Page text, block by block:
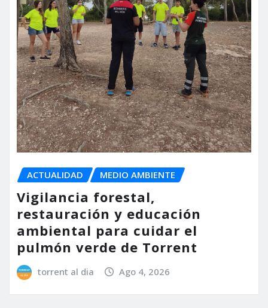
ACTUALIDAD MEDIO AMBIENTE
Vigilancia forestal,
restauración y educación
ambiental para cuidar el
pulmón verde de Torrent
torrent al dia Ago 4, 2026